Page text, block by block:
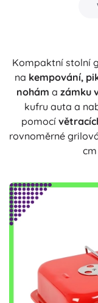
Kompaktní stolní
na kempování,
nohám a zámku
kufru auta a
pomocí
rovnoměrné